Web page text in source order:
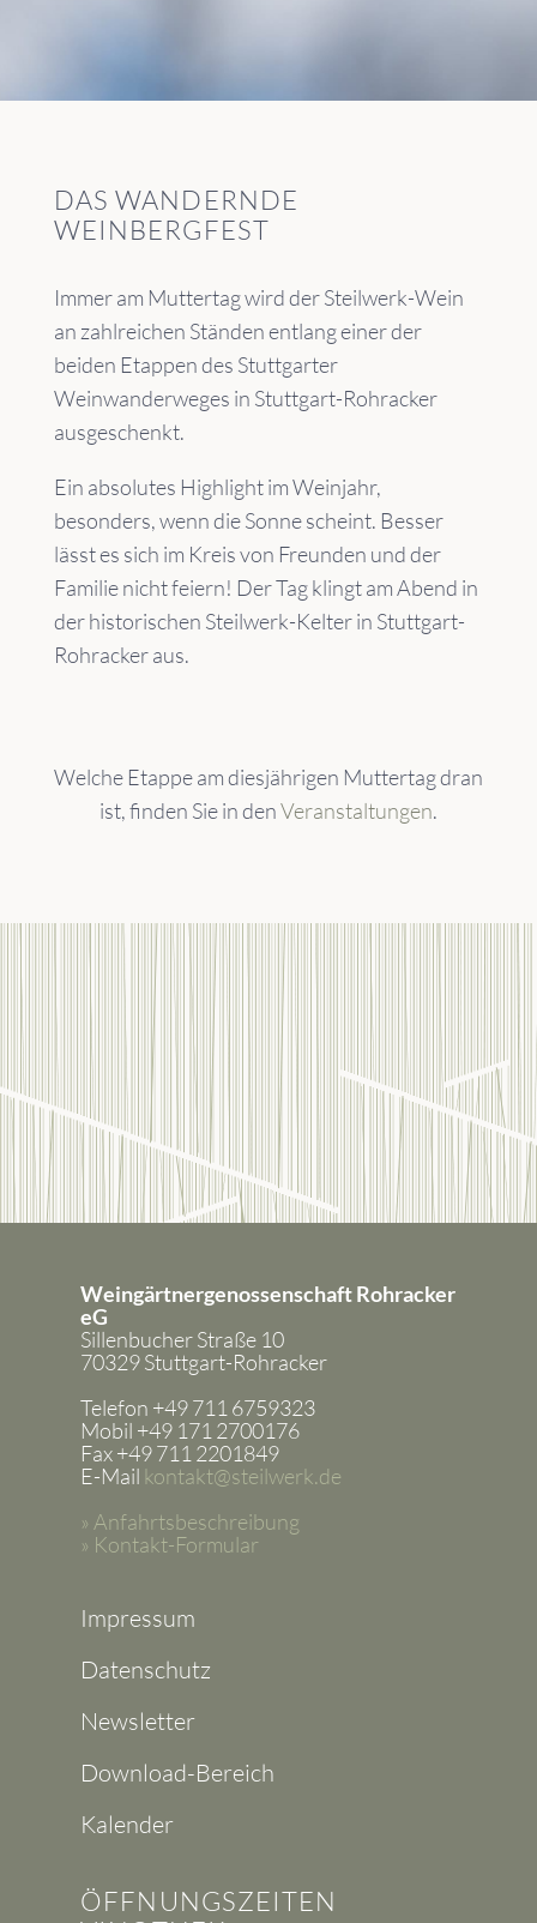
DAS WANDERNDE
WEINBERGFEST
Immer am Muttertag wird der Steilwerk-Wein
an zahlreichen Ständen entlang einer der
beiden Etappen des Stuttgarter
Weinwanderweges in Stuttgart-Rohracker
ausgeschenkt.
Ein absolutes Highlight im Weinjahr,
besonders, wenn die Sonne scheint. Besser
lässt es sich im Kreis von Freunden und der
Familie nicht feiern! Der Tag klingt am Abend in
der historischen Steilwerk-Kelter in Stuttgart-
Rohracker aus.
Welche Etappe am diesjährigen Muttertag dran
ist, finden Sie in denVeranstaltungen.
Weingärtnergenossenschaft Rohracker
eG
Sillenbucher Straße 10
70329 Stuttgart-Rohracker
Telefon +49 711 6759323
Mobil +49 171 2700176
Fax +49 711 2201849
E-Mail kontakt@steilwerk.de
» Anfahrtsbeschreibung
» Kontakt-Formular
Impressum
Datenschutz
Newsletter
Download-Bereich
Kalender
ÖFFNUNGSZEITEN